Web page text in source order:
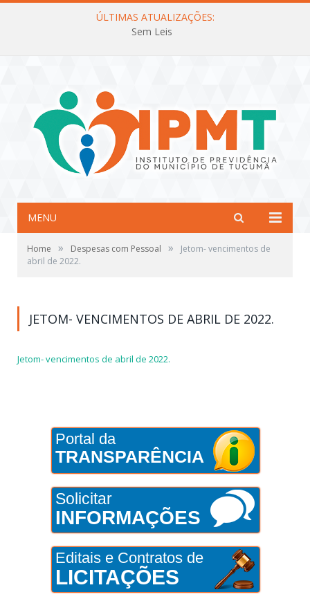
ÚLTIMAS ATUALIZAÇÕES:
Sem Leis
MENU
Home » Despesas com Pessoal »
Jetom- vencimentos de
abril de 2022.
JETOM- VENCIMENTOS DE ABRIL DE 2022.
Jetom- vencimentos de abril de 2022.
Portal da
TRANSPARÊNCIA
Solicitar
INFORMAÇÕES
Editais e Contratos de
LICITAÇÕES